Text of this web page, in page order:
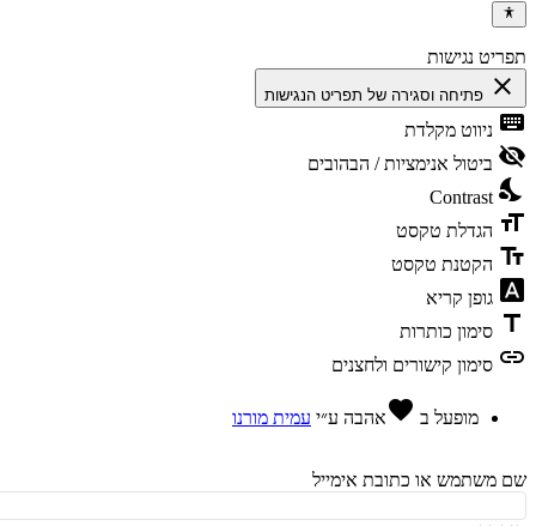
נגישות
פתיחה וסגירה של תפריט הנגישות
ניווט מקלדת
ביטול אנימציות / הבהובים
Contrast
הגדלת טקסט
הקטנת טקסט
גופן קריא
סימון כותרות
סימון קישורים ולחצנים
מופעל בfavorite אהבהע״י עמית מורנו
או כתובת אימייל